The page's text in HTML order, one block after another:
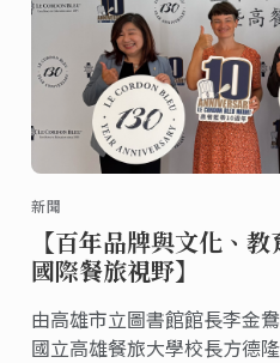
新聞
【百年品牌與文化、
國際餐旅視野】
由高雄市立圖書館館長李金
國立高雄餐旅大學校長方德